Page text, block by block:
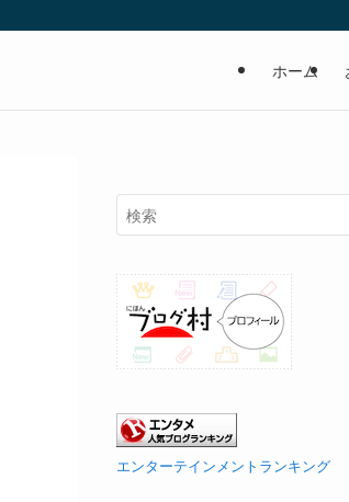
ホーム
エンターテインメントランキング